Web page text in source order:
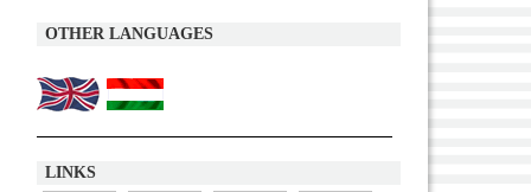
OTHER LANGUAGES
LINKS